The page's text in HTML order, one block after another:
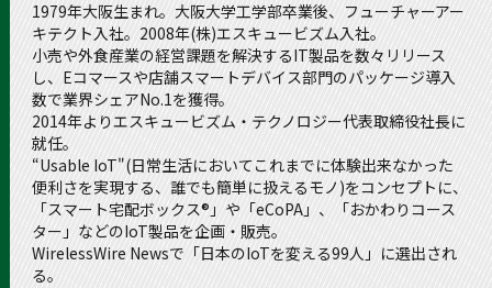
1979年大阪生まれ。大阪大学工学部卒業後、フューチャーアー
キテクト入社。2008年(株)エスキュービズム入社。
小売や外食産業の経営課題を解決するIT製品を数々リリース
し、Eコマースや店舗スマートデバイス部門のパッケージ導入
数で業界シェアNo.1を獲得。
2014年よりエスキュービズム・テクノロジー代表取締役社長に
就任。
“Usable IoT"(日常生活においてこれまでに体験出来なかった
便利さを実現する、誰でも簡単に扱えるモノ)をコンセプトに、
「スマート宅配ボックス®」や「eCoPA」、「おかわりコース
ター」などのIoT製品を企画・販売。
WirelessWire Newsで「日本のIoTを変える99人」に選出され
る。